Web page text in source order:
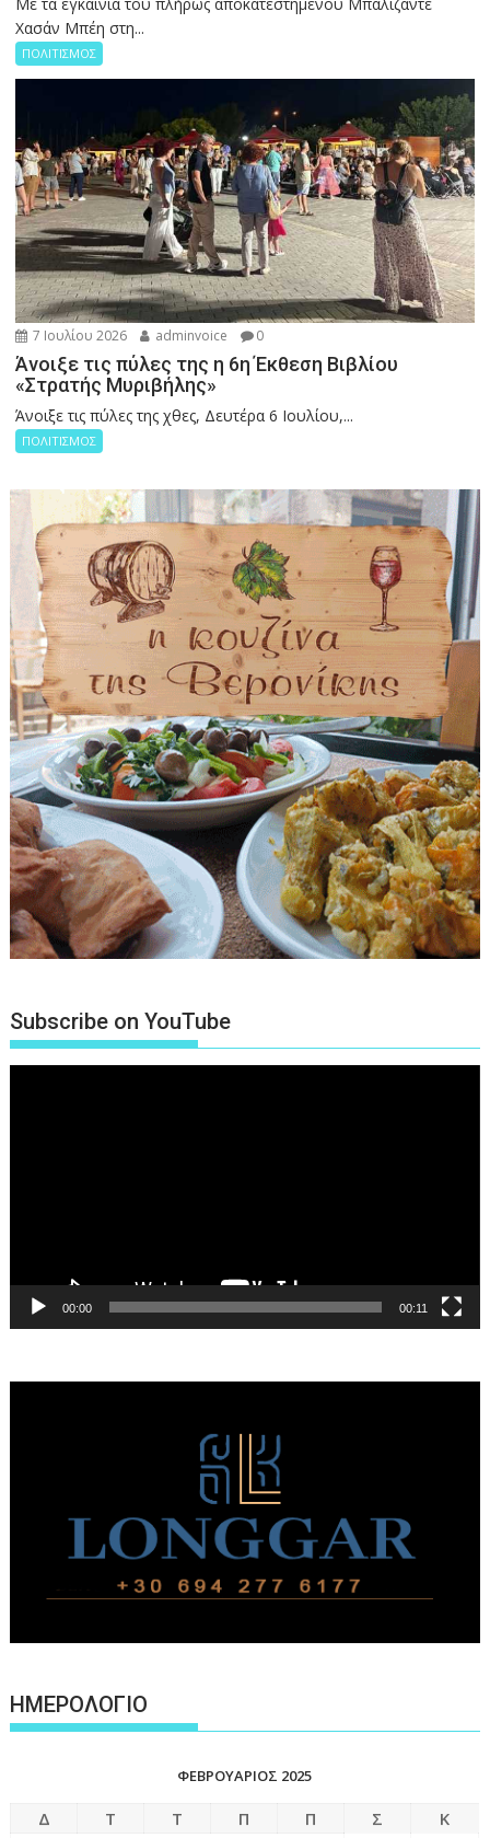
Χασάν Μπέη στη...
ΠΟΛΙΤΙΣΜΟΣ
7 Ιουλίου 2026 adminvoice 0
Άνοιξε τις πύλες της η 6η Έκθεση Βιβλίου
«Στρατής Μυριβήλης»
Άνοιξε τις πύλες της χθες, Δευτέρα 6 Ιουλίου,...
ΠΟΛΙΤΙΣΜΟΣ
Subscribe on YouTube
00:00 00:11
ΗΜΕΡΟΛΟΓΙΟ
ΦΕΒΡΟΥΆΡΙΟΣ 2025
Δ Τ Τ Π Π Σ
Κ